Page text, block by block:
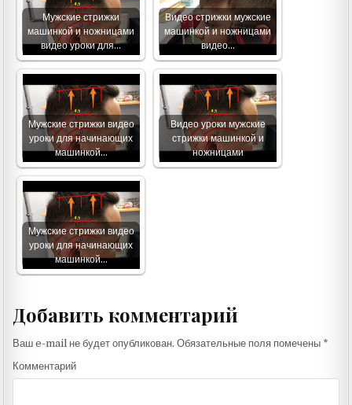
Мужские стрижки
машинкой и ножницами
видео уроки для…
Видео стрижки мужские
машинкой и ножницами
видео…
Мужские стрижки видео
уроки для начинающих
машинкой…
Видео уроки мужские
стрижки машинкой и
ножницами
Мужские стрижки видео
уроки для начинающих
машинкой…
Добавить комментарий
Ваш e-mail не будет опубликован. Обязательные поля помечены *
Комментарий